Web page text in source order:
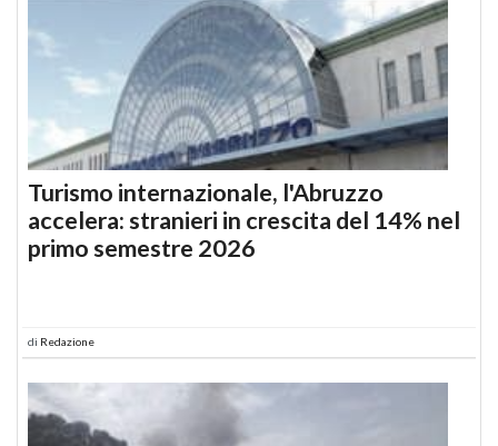
Turismo internazionale, l'Abruzzo
accelera: stranieri in crescita del 14% nel
primo semestre 2026
di Redazione